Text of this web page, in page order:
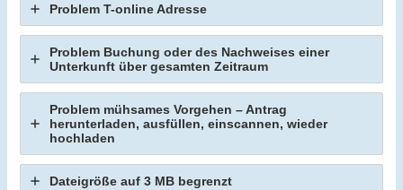
Problem T-online Adresse
Problem Buchung oder des Nachweises einer
Unterkunft über gesamten Zeitraum
Problem mühsames Vorgehen – Antrag
herunterladen, ausfüllen, einscannen, wieder
hochladen
Dateigröße auf 3 MB begrenzt